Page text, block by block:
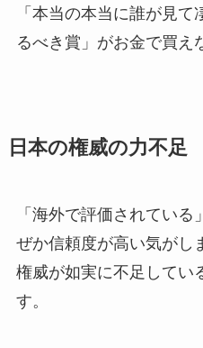
「本当の本当に誰が見
るべき賞」がお金で買え
日本の権威の力不足
「海外で評価されてい
ぜか信頼度が高い気がし
権威が如実に不足してい
す。